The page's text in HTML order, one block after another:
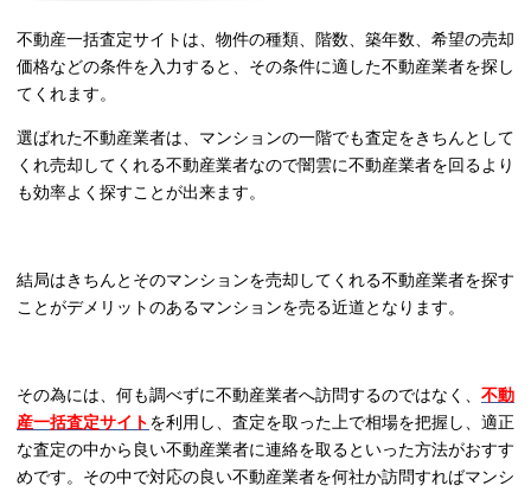
不動産一括査定サイトは、物件の種類、階数、築年数、希望の売却
価格などの条件を入力すると、その条件に適した不動産業者を探し
てくれます。
選ばれた不動産業者は、マンションの一階でも査定をきちんとして
くれ売却してくれる不動産業者なので闇雲に不動産業者を回るより
も効率よく探すことが出来ます。
結局はきちんとそのマンションを売却してくれる不動産業者を探す
ことがデメリットのあるマンションを売る近道となります。
その為には、何も調べずに不動産業者へ訪問するのではなく、 不動
産一括査定サイトを利用し、査定を取った上で相場を把握し、適正
な査定の中から良い不動産業者に連絡を取るといった方法がおすす
めです。その中で対応の良い不動産業者を何社か訪問すればマンシ